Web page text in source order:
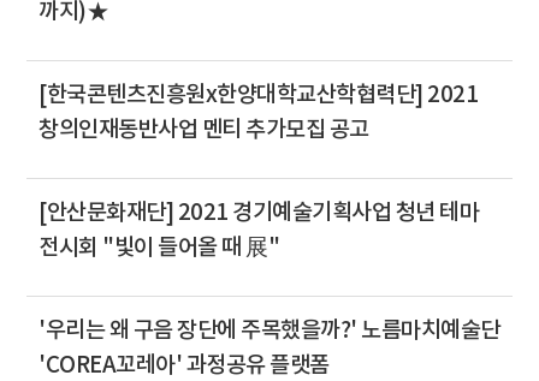
까지)★
[한국콘텐츠진흥원x한양대학교산학협력단] 2021
창의인재동반사업 멘티 추가모집 공고
[안산문화재단] 2021 경기예술기획사업 청년 테마
전시회 "빛이 들어올 때 展"
'우리는 왜 구음 장단에 주목했을까?' 노름마치예술단
'COREA꼬레아' 과정공유 플랫폼